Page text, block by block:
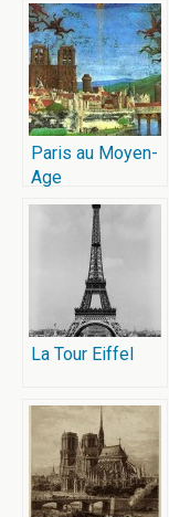
Paris au Moyen-
Age
La Tour Eiffel